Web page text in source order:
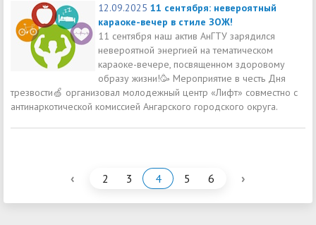
12.09.2025 11 сентября: невероятный
караоке-вечер в стиле ЗОЖ!
11 сентября наш актив АнГТУ зарядился
невероятной энергией на тематическом
караоке-вечере, посвященном здоровому
образу жизни!🥳 Мероприятие в честь Дня
трезвости🍏 организовал молодежный центр «Лифт» совместно с
антинаркотической комиссией Ангарского городского округа.
‹ 2 3 4 5 6 ›